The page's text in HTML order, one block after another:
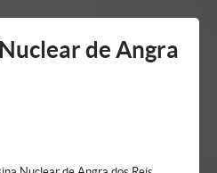
de Angra